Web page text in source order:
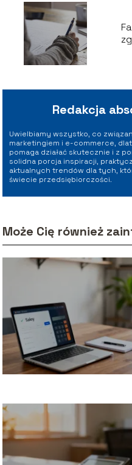
Redakcja
Uwielbiamy wszystko, co
marketingiem i e-commerce,
pomaga działać skutecznie i z
solidna porcja inspiracji,
aktualnych trendów dla tych,
świecie przedsiębiorczości.
Może Cię również